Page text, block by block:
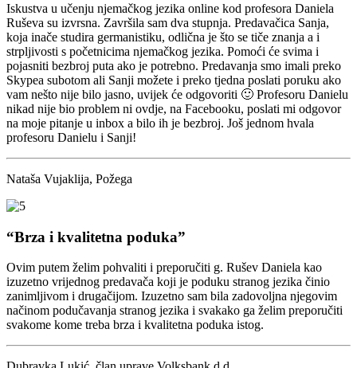
Iskustva u učenju njemačkog jezika online kod profesora Daniela
Ruševa su izvrsna. Završila sam dva stupnja. Predavačica Sanja,
koja inače studira germanistiku, odlična je što se tiče znanja a i
strpljivosti s početnicima njemačkog jezika. Pomoći će svima i
pojasniti bezbroj puta ako je potrebno. Predavanja smo imali preko
Skypea subotom ali Sanji možete i preko tjedna poslati poruku ako
vam nešto nije bilo jasno, uvijek će odgovoriti 🙂 Profesoru Danielu
nikad nije bio problem ni ovdje, na Facebooku, poslati mi odgovor
na moje pitanje u inbox a bilo ih je bezbroj. Još jednom hvala
profesoru Danielu i Sanji!
Nataša Vujaklija, Požega
“Brza i kvalitetna poduka”
Ovim putem želim pohvaliti i preporučiti g. Rušev Daniela kao
izuzetno vrijednog predavača koji je poduku stranog jezika činio
zanimljivom i drugačijom. Izuzetno sam bila zadovoljna njegovim
načinom podučavanja stranog jezika i svakako ga želim preporučiti
svakome kome treba brza i kvalitetna poduka istog.